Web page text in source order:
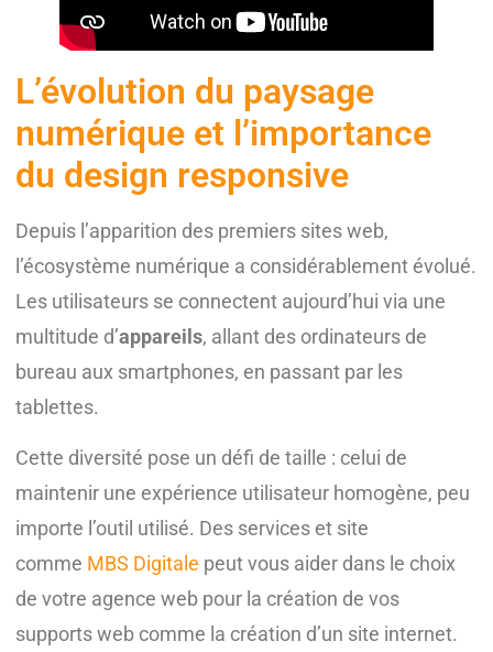
L’évolution du paysage
numérique et l’importance
du design responsive
Depuis l’apparition des premiers sites web,
l’écosystème numérique a considérablement évolué.
Les utilisateurs se connectent aujourd’hui via une
multitude d’appareils, allant des ordinateurs de
bureau aux smartphones, en passant par les
tablettes.
Cette diversité pose un défi de taille : celui de
maintenir une expérience utilisateur homogène, peu
importe l’outil utilisé. Des services et site
comme MBS Digitale peut vous aider dans le choix
de votre agence web pour la création de vos
supports web comme la création d’un site internet.